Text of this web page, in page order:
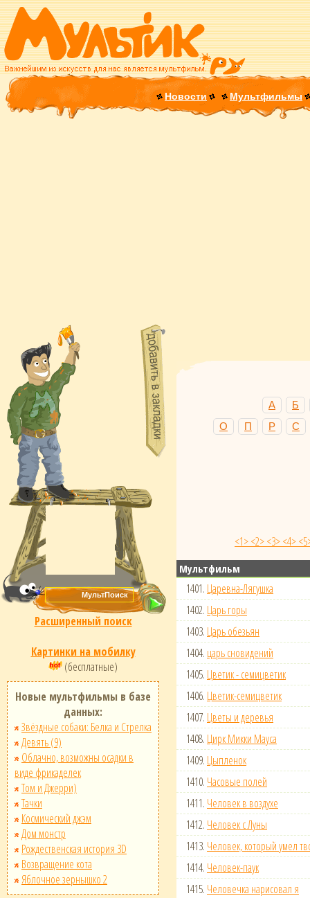
Новости Мультфильмы
Расширенный поиск
Картинки на мобилку
(бесплатные)
Новые мультфильмы в базе
данных:
Звёздные собаки: Белка и Стрелка
Девять (9)
Облачно, возможны осадки в
виде фрикаделек
Том и Джерри)
Тачки
Космический джэм
Дом монстр
Рождественская история 3D
Возвращение кота
Яблочное зернышко 2
А
Б
О
П Р С
<1><2><3><4>
Мультфильм
1401. Царевна-Лягушка
1402. Царь горы
1403. Царь обезьян
1404. царь сновидений
1405. Цветик - семицветик
1406. Цветик-семицветик
1407. Цветы и деревья
1408. Цирк Микки Мауса
1409. Цыпленок
1410. Часовые полей
1411. Человек в воздухе
1412. Человек с Луны
1413. Человек, который умел
1414. Человек-паук
1415. Человечка нарисовал я